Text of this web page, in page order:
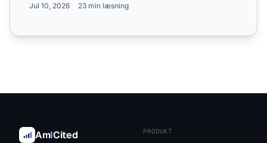
Jul 10, 2026 23 min læsning
AmICited PRODUKT